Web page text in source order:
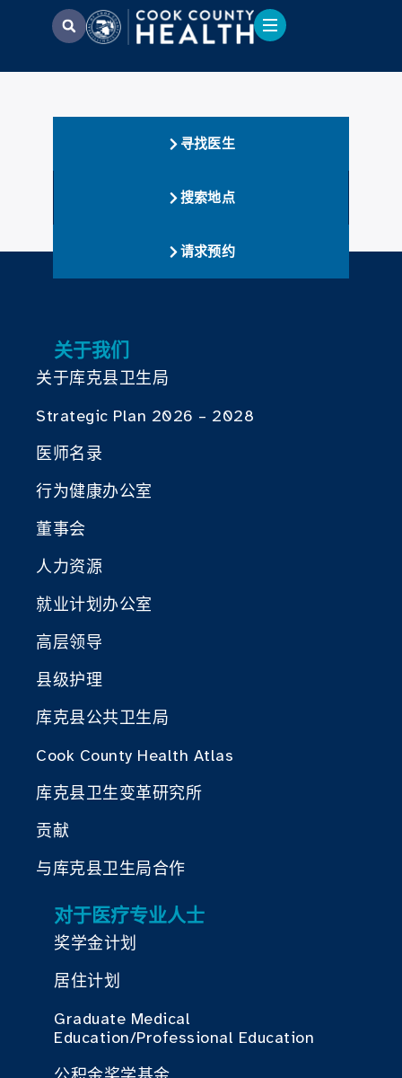
寻找医生
搜索地点
请求预约
关于我们
关于库克县卫生局
Strategic Plan 2026 – 2028
医师名录
行为健康办公室
董事会
人力资源
就业计划办公室
高层领导
县级护理
库克县公共卫生局
Cook County Health Atlas
库克县卫生变革研究所
贡献
与库克县卫生局合作
对于医疗专业人士
奖学金计划
居住计划
Graduate Medical
Education/Professional Education